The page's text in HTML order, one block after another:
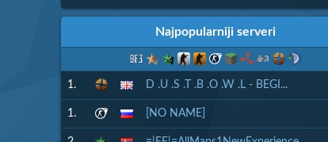
Najpopularniji serveri
1. D .U .S .T .B .O .W .L - BEGI...
1. [NO NAME]